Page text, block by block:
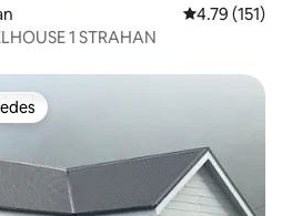
Calificación
4.79 (151)
1 STRAHAN
preferido